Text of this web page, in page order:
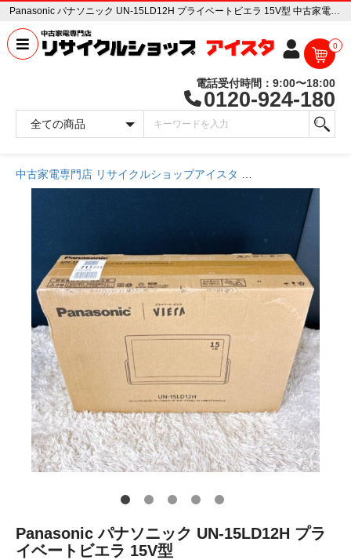
Panasonic パナソニック UN-15LD12H プライベートビエラ 15V型 中古家電販売専門店 リサイクルショップ アイスタ
0
電話受付時間：9:00〜18:00
0120-924-180
中古家電専門店 リサイクルショップアイスタ
Panasonic パナソニック UN-15LD12H プラ
イベートビエラ 15V型